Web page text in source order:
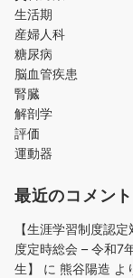
生活期
産婦人科
糖尿病
脳血管疾患
腎臓
解剖学
評価
運動器
最近のコメント
【生涯学習制度認
度定時総会 – 令和7
生】
に 熊谷陽造 よ